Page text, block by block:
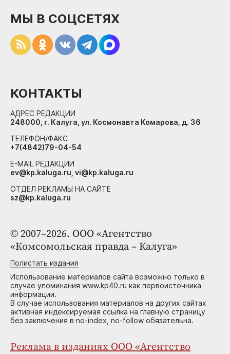
© 2007–2026. ООО «Агентство
«Комсомольская правда – Калуга»
Полистать издания
Использование материалов сайта возможно только в
случае упоминания www.kp40.ru как первоисточника
информации.
В случае использования материалов на других сайтах
активная индексируемая ссылка на главную страницу
без заключения в no-index, no-follow обязательна.
Реклама в изданиях ООО «Агентство
МЫ В СОЦСЕТЯХ
КОНТАКТЫ
АДРЕС РЕДАКЦИИ
248000, г. Калуга, ул. Космонавта Комарова, д. 36
ТЕЛЕФОН/ФАКС
+7(4842)79-04-54
E-MAIL РЕДАКЦИИ
ev@kp.kaluga.ru, vi@kp.kaluga.ru
ОТДЕЛ РЕКЛАМЫ НА САЙТЕ
sz@kp.kaluga.ru